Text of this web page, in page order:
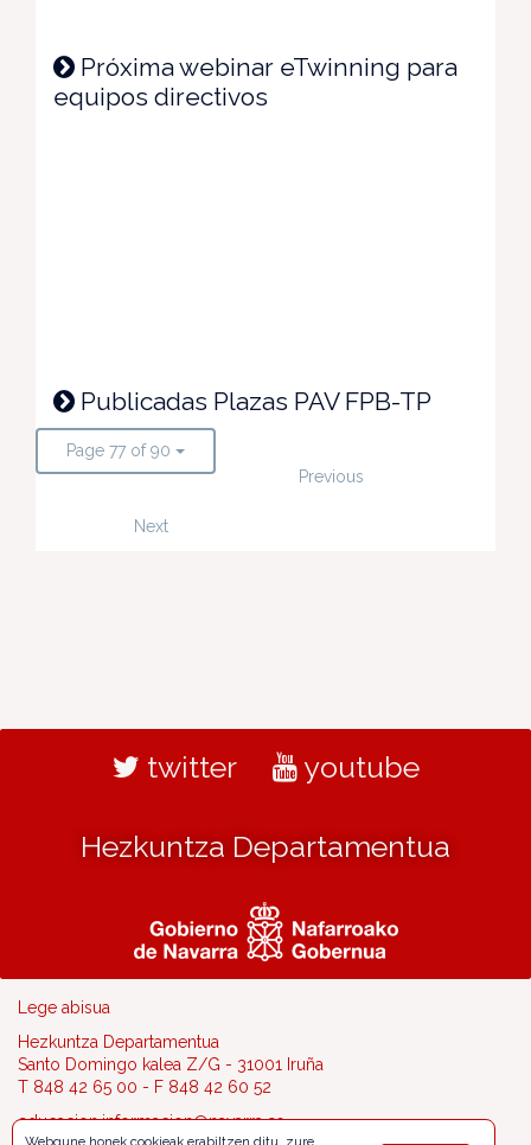
Próxima webinar eTwinning para
equipos directivos
Publicadas Plazas PAV FPB-TP
Page 77 of 90
Previous
Next
twitter youtube
Hezkuntza Departamentua
Lege abisua
Hezkuntza Departamentua
Santo Domingo kalea Z/G - 31001 Iruña
T 848 42 65 00 - F 848 42 60 52
educacion.informacion@navarra.es
Webgune honek cookieak erabiltzen ditu, zure